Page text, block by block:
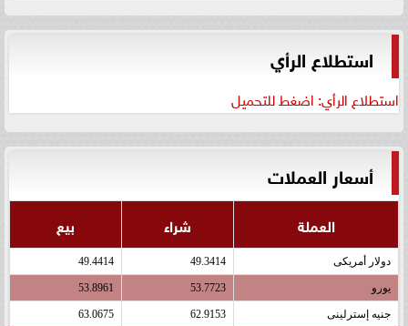
استطلاع الرأي
استطلاع الرأي: اضغط للتحميل
أسعار العملات
العملة شراء بيع
دولار أمريكى 49.3414
49.4414
يورو 53.7723
53.8961
جنيه إسترلينى 62.9153
63.0675